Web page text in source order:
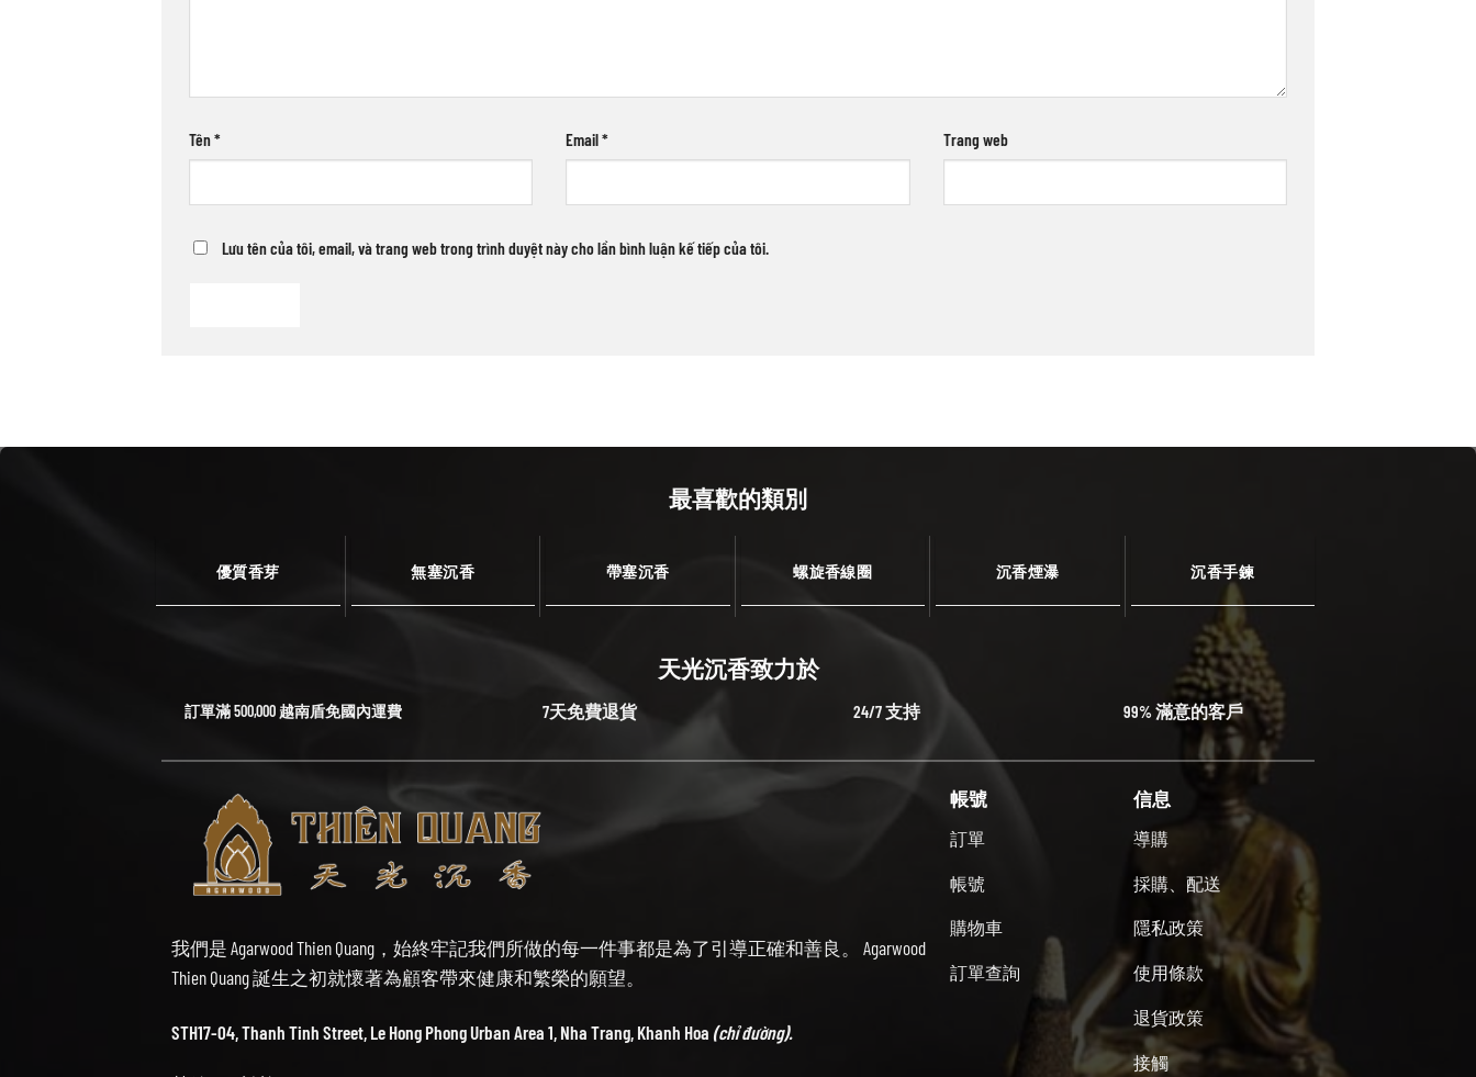
Tên* Email* Trang web
Lưu tên của tôi, email, và trang web trong trình duyệt này cho lần bình luận kế tiếp của tôi.
最喜歡的類別
優質香芽 無塞沉香 帶塞沉香 螺旋香線圈 沉香煙瀑 沉香手鍊
天光沉香致力於
訂單滿 500,000 越南盾免國內運費 7天免費退貨 24/7 支持 99% 滿意的客戶
我們是 Agarwood Thien Quang，始終牢記我們所做的每一件事都是為了引導正確和善良。 Agarwood
Thien Quang 誕生之初就懷著為顧客帶來健康和繁榮的願望。
STH17-04, Thanh Tinh Street, Le Hong Phong Urban Area 1, Nha Trang, Khanh Hoa (chỉ đường).
帳號
訂單
帳號
購物車
訂單查詢
信息
導購
採購、配送
隱私政策
使用條款
退貨政策
接觸